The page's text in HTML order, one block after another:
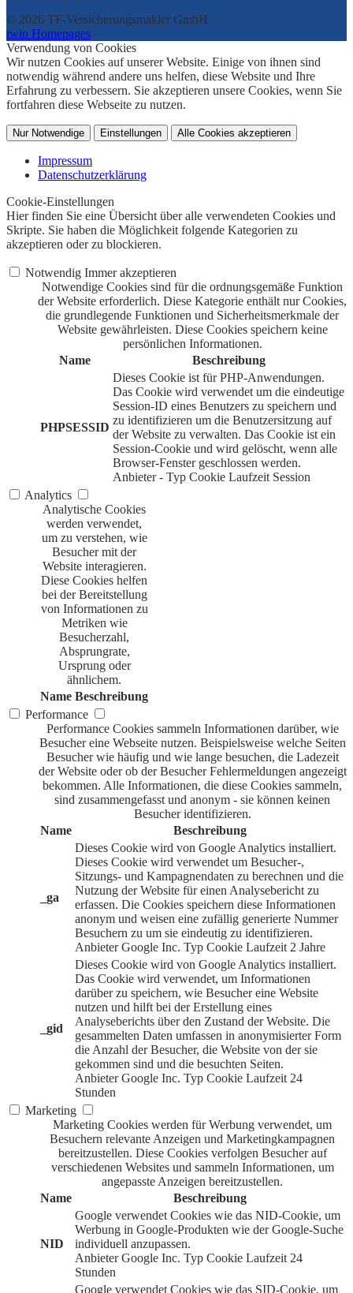
© 2026 TF-Versicherungsmakler GmbH
twin Homepages
Verwendung von Cookies
Wir nutzen Cookies auf unserer Website. Einige von ihnen sind
notwendig während andere uns helfen, diese Website und Ihre
Erfahrung zu verbessern. Sie akzeptieren unsere Cookies, wenn Sie
fortfahren diese Webseite zu nutzen.
Nur Notwendige Einstellungen Alle Cookies akzeptieren
Impressum
Datenschutzerklärung
Cookie-Einstellungen
Hier finden Sie eine Übersicht über alle verwendeten Cookies und
Skripte. Sie haben die Möglichkeit folgende Kategorien zu
akzeptieren oder zu blockieren.
Notwendig Immer akzeptieren
Notwendige Cookies sind für die ordnungsgemäße Funktion
der Website erforderlich. Diese Kategorie enthält nur Cookies,
die grundlegende Funktionen und Sicherheitsmerkmale der
Website gewährleisten. Diese Cookies speichern keine
persönlichen Informationen.
Name
Beschreibung
PHPSESSID
Dieses Cookie ist für PHP-Anwendungen.
Das Cookie wird verwendet um die eindeutige
Session-ID eines Benutzers zu speichern und
zu identifizieren um die Benutzersitzung auf
der Website zu verwalten. Das Cookie ist ein
Session-Cookie und wird gelöscht, wenn alle
Browser-Fenster geschlossen werden.
Anbieter - Typ Cookie Laufzeit Session
Analytics
Analytische Cookies
werden verwendet,
um zu verstehen, wie
Besucher mit der
Website interagieren.
Diese Cookies helfen
bei der Bereitstellung
von Informationen zu
Metriken wie
Besucherzahl,
Absprungrate,
Ursprung oder
ähnlichem.
Name Beschreibung
Performance
Performance Cookies sammeln Informationen darüber, wie
Besucher eine Webseite nutzen. Beispielsweise welche Seiten
Besucher wie häufig und wie lange besuchen, die Ladezeit
der Website oder ob der Besucher Fehlermeldungen angezeigt
bekommen. Alle Informationen, die diese Cookies sammeln,
sind zusammengefasst und anonym - sie können keinen
Besucher identifizieren.
Name
Beschreibung
_ga
Dieses Cookie wird von Google Analytics installiert.
Dieses Cookie wird verwendet um Besucher-,
Sitzungs- und Kampagnendaten zu berechnen und die
Nutzung der Website für einen Analysebericht zu
erfassen. Die Cookies speichern diese Informationen
anonym und weisen eine zufällig generierte Nummer
Besuchern zu um sie eindeutig zu identifizieren.
Anbieter Google Inc. Typ Cookie Laufzeit 2 Jahre
_gid
Dieses Cookie wird von Google Analytics installiert.
Das Cookie wird verwendet, um Informationen
darüber zu speichern, wie Besucher eine Website
nutzen und hilft bei der Erstellung eines
Analyseberichts über den Zustand der Website. Die
gesammelten Daten umfassen in anonymisierter Form
die Anzahl der Besucher, die Website von der sie
gekommen sind und die besuchten Seiten.
Anbieter Google Inc. Typ Cookie Laufzeit 24
Stunden
Marketing
Marketing Cookies werden für Werbung verwendet, um
Besuchern relevante Anzeigen und Marketingkampagnen
bereitzustellen. Diese Cookies verfolgen Besucher auf
verschiedenen Websites und sammeln Informationen, um
angepasste Anzeigen bereitzustellen.
Name
Beschreibung
NID
Google verwendet Cookies wie das NID-Cookie, um
Werbung in Google-Produkten wie der Google-Suche
individuell anzupassen.
Anbieter Google Inc. Typ Cookie Laufzeit 24
Stunden
Google verwendet Cookies wie das SID-Cookie, um